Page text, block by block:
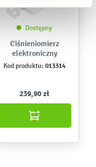
Dostępny
Ciśnieniomierz
elektroniczny
Kod produktu: 013314
239,90 zł